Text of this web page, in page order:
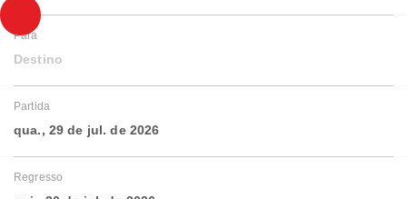
Para
Destino
Partida
qua., 29 de jul. de 2026
Regresso